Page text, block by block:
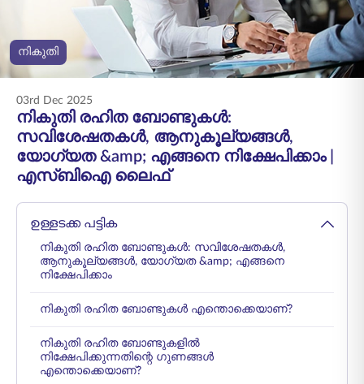
ഓൺലൈനായി
വാങ്ങുക
പ്രീമിയം അടയ്ക്കുക
നികുതി
03rd Dec 2025
നികുതി രഹിത ബോണ്ടുകൾ:
സവിശേഷതകൾ, ആനുകൂല്യങ്ങൾ,
യോഗ്യത &amp; എങ്ങനെ നിക്ഷേപിക്കാം |
എസ്‌ബി‌ഐ ലൈഫ്
ഉള്ളടക്ക പട്ടിക
നികുതി രഹിത ബോണ്ടുകൾ: സവിശേഷതകൾ,
ആനുകൂല്യങ്ങൾ, യോഗ്യത &amp; എങ്ങനെ
നിക്ഷേപിക്കാം
നികുതി രഹിത ബോണ്ടുകൾ എന്തൊക്കെയാണ്?
നികുതി രഹിത ബോണ്ടുകളിൽ
നിക്ഷേപിക്കുന്നതിന്റെ ഗുണങ്ങൾ
എന്തൊക്കെയാണ്?